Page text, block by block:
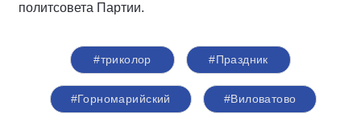
политсовета Партии.
#триколор #Праздник
#Горномарийский #Виловатово